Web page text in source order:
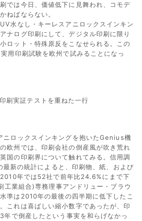
では今日、価値低下に見舞われ、コモデ
ねばならない。
水なし・キーレスアニロックスインキン
ナログ印刷にして、デジタル印刷に限り
ロット・特殊原反をこなせられる。この
用印刷試験を欧州で試みることになっ
実証テストを重ねた一行
ニロックスインキングを抱いたGenius機
欧州では、印刷会社の倒産風が吹き荒れ
国の印刷界について触れてみる。信用調
新の統計によると、印刷物、紙、および
年では52社で前年比24.6%にまで下
工業組合)専務理事アンドリュー・ブラウ
準は2010年の最後の四半期に低下したこ
これは喜ばしい縮小数字であったが、印
年で倒産したという事実を和らげなかっ